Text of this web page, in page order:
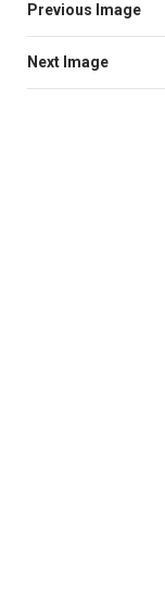
Previous Image
Next Image